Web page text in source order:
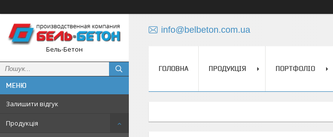
Бель-Бетон
Залишити відгук
Продукція
info@belbeton.com.ua
ГОЛОВНА ПРОДУКЦІЯ ПОРТФОЛІО